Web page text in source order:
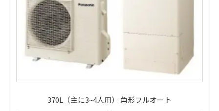
370L（主に3~4人用） 角形フルオート